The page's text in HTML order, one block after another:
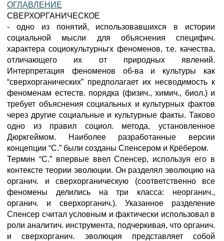
ОГЛАВЛЕНИЕ
СВЕРХОРГАНИЧЕСКОЕ
- одно из понятий, использовавшихся в истории
социальной мысли для объяснения специфич.
характера социокультурньгх феноменов, т.е. качества,
отличающего их от природных явлений.
Интерпретация феноменов об-ва и культуры как
“сверхорганических” предполагает их несводимость к
феноменам естеств. порядка (физич., химич., биол.) и
требует объяснения социальных и культурных фактов
через другие социальные и культурные факты. Таково
одно из правил социол. метода, установленное
Дюркгеймом. Наиболее разработанные версии
концепции “С.” были созданы Спенсером и Крёбером.
Термин “С.” впервые ввел Спенсер, используя его в
контексте теории эволюции. Он разделял эволюцию на
органич. и сверхорганическую (соответственно все
феномены делились на три класса: неорганич.,
органич. и сверхорганич.). Указанное разделение
Спенсер считал условным и фактически использовал в
роли аналитич. инструмента, подчеркивая, что органич.
и сверхорганич. эволюция представляет собой